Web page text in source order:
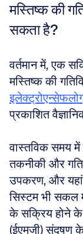
मस्तिष्क की
सकता है?
वर्तमान में, एक
प्रकाशित
वास्तविक समय में
तकनीकी और
उपकरण, और
सिस्टम भी सकल
के सक्रिय होने के
(ईएमजी) संदूषण